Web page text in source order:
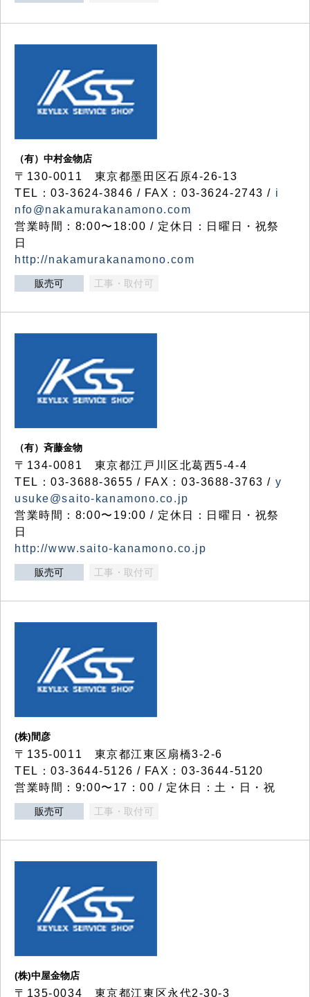
（有）中村金物店
〒130-0011 東京都墨田区石原4-26-13
TEL：03-3624-3846 / FAX：03-3624-2743 / i
nfo@nakamurakanamono.com
営業時間：8:00〜18:00 / 定休日：日曜日・祝祭
日
http://nakamurakanamono.com
販売可 工事・取付可
（有）斉藤金物
〒134-0081 東京都江戸川区北葛西5-4-4
TEL：03-3688-3655 / FAX：03-3688-3763 / y
usuke@saito-kanamono.co.jp
営業時間：8:00〜19:00 / 定休日：日曜日・祝祭
日
http://www.saito-kanamono.co.jp
販売可 工事・取付可
(株)間彦
〒135-0011 東京都江東区扇橋3-2-6
TEL：03-3644-5126 / FAX：03-3644-5120
営業時間：9:00〜17：00 / 定休日：土・日・祝
販売可 工事・取付可
(株)中屋金物店
〒135-0034 東京都江東区永代2-30-3